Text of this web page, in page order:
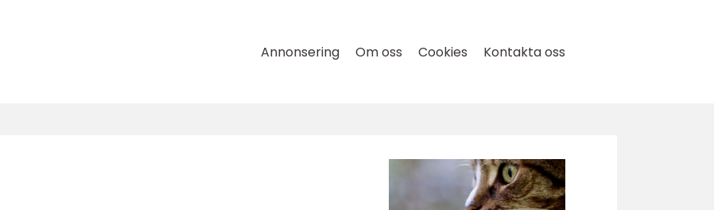
Annonsering Om oss Cookies Kontakta oss